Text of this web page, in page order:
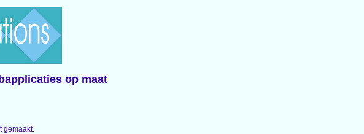
op maat
gemaakt.